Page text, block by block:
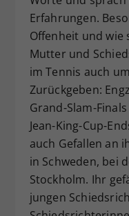
Erfahrungen.
Offenheit und wie
Mutter und
im Tennis auch
Zurückgeben:
Grand-Slam-
Jean-King-Cup-
auch Gefallen an
in Schweden, bei
Stockholm. Ihr
jungen